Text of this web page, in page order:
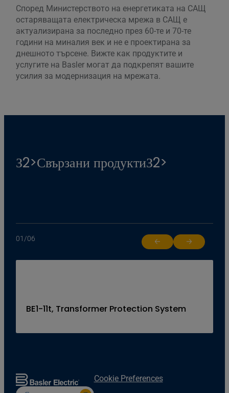
Според Министерството на енергетиката на САЩ
остаряващата електрическа мрежа в САЩ е
актуализирана за последно през 60-те и 70-те
години на миналия век и не е проектирана за
днешното търсене. Вижте как продуктите и
услугите на Basler могат да подкрепят вашите
усилия за модернизация на мрежата.
З2>Свързани продуктиЗ2>
01 /06
Return to previous slide
Jump to next
BE1-11t, Transformer Protection System
Cookie Preferences